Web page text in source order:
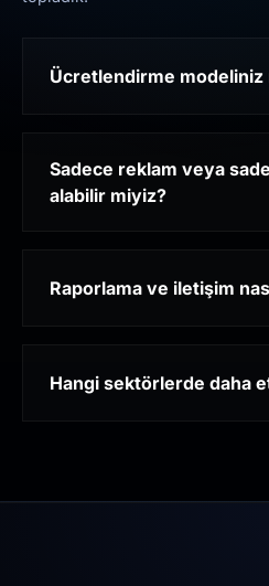
Ücretlendirme modeliniz
Sadece reklam veya
alabilir miyiz?
Raporlama ve iletişim
Hangi sektörlerde daha